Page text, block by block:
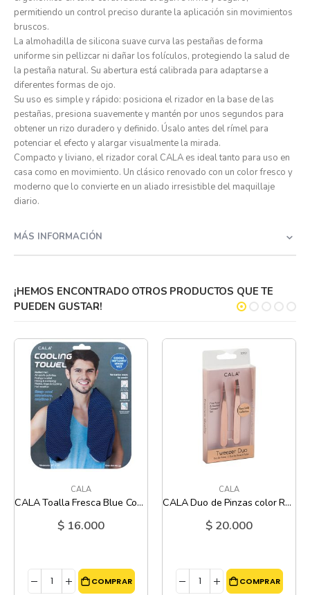
permitiendo un control preciso durante la aplicación sin movimientos
bruscos.
La almohadilla de silicona suave curva las pestañas de forma
uniforme sin pellizcar ni dañar los folículos, protegiendo la salud de
la pestaña natural. Su abertura está calibrada para adaptarse a
diferentes formas de ojo.
Su uso es simple y rápido: posiciona el rizador en la base de las
pestañas, presiona suavemente y mantén por unos segundos para
obtener un rizo duradero y definido. Úsalo antes del rímel para
potenciar el efecto y alargar visualmente la mirada.
Compacto y liviano, el rizador coral CALA es ideal tanto para uso en
casa como en movimiento. Un clásico renovado con un color fresco y
moderno que lo convierte en un aliado irresistible del maquillaje
diario.
MÁS INFORMACIÓN
¡HEMOS ENCONTRADO OTROS PRODUCTOS QUE TE
PUEDEN GUSTAR!
CALA
CALA Toalla Fresca Blue Cobalt
$ 16.000
COMPRAR
CALA
CALA Duo de Pinzas color Rose Gold
$ 20.000
COMPRAR